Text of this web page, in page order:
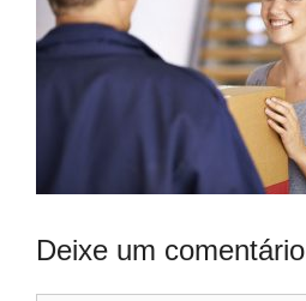
Deixe um comentário